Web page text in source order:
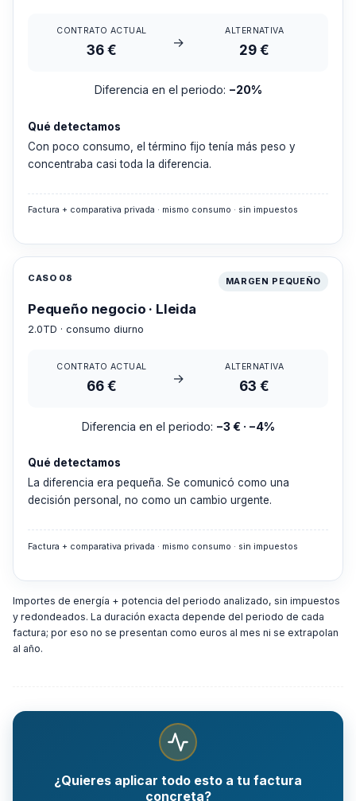
CONTRATO ACTUAL
36 € →
ALTERNATIVA
29 €
Diferencia en el periodo: −20%
Qué detectamos
Con poco consumo, el término fijo tenía más peso y
concentraba casi toda la diferencia.
Factura + comparativa privada · mismo consumo · sin impuestos
CASO 08 MARGEN PEQUEÑO
Pequeño negocio · Lleida
2.0TD · consumo diurno
CONTRATO ACTUAL
66 € →
ALTERNATIVA
63 €
Diferencia en el periodo: −3 € · −4%
Qué detectamos
La diferencia era pequeña. Se comunicó como una
decisión personal, no como un cambio urgente.
Factura + comparativa privada · mismo consumo · sin impuestos
Importes de energía + potencia del periodo analizado, sin impuestos
y redondeados. La duración exacta depende del periodo de cada
factura; por eso no se presentan como euros al mes ni se extrapolan
al año.
¿Quieres aplicar todo esto a tu factura
concreta?